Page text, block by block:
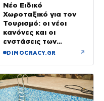
Νέο Ειδικό
Χωροταξικό για τον
Τουρισμό: οι νέοι
κανόνες και οι
ενστάσεις των
ξενοδόχων
DIMOCRACY.GR ↗